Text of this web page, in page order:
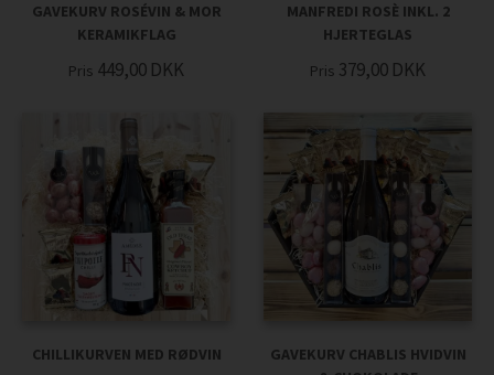
GAVEKURV ROSÉVIN & MOR
KERAMIKFLAG
Pris 449,00 DKK
MANFREDI ROSÈ INKL. 2
HJERTEGLAS
Pris 379,00 DKK
CHILLIKURVEN MED RØDVIN
GAVEKURV CHABLIS HVIDVIN